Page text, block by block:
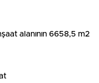
alanının 6658,5 m2